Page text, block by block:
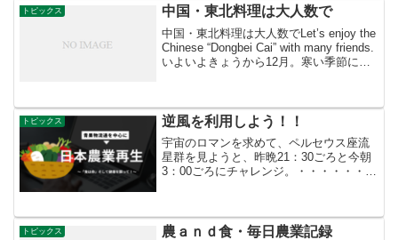
学校...
トピックス 中国・東北料理は大人数で
中国・東北料理は大人数でLet’s enjoy the
Chinese “Dongbei Cai” with many friends.
いよいよきょうから12月。寒い季節にな
トピックス 逆風を利用しよう！！
宇宙のロマンを求めて、ペルセウス座流
星群を見ようと、昨晩21：30ごろと今朝
3：00ごろにチャレンジ。・・・・・・
業は天体の運行と密接に関係していま
す。 天体の運...
トピックス
農ａｎｄ食・毎日農業記録